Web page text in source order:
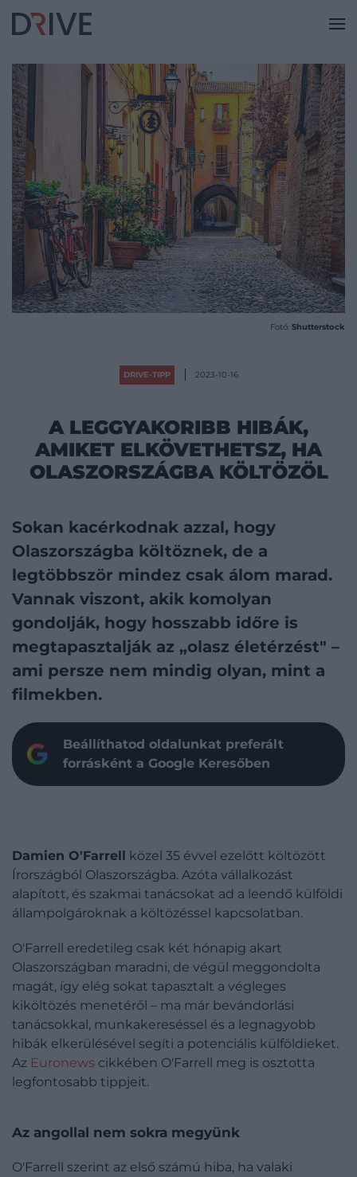
Fotó: Shutterstock
DRIVE-TIPP 2023-10-16
A LEGGYAKORIBB HIBÁK,
AMIKET ELKÖVETHETSZ, HA
OLASZORSZÁGBA KÖLTÖZÖL
Sokan kacérkodnak azzal, hogy
Olaszországba költöznek, de a
legtöbbször mindez csak álom marad.
Vannak viszont, akik komolyan
gondolják, hogy hosszabb időre is
megtapasztalják az „olasz életérzést" –
ami persze nem mindig olyan, mint a
filmekben.
Beállíthatod oldalunkat preferált
forrásként a Google Keresőben
Damien O'Farrell közel 35 évvel ezelőtt költözött
Írországból Olaszországba. Azóta vállalkozást
alapított, és szakmai tanácsokat ad a leendő külföldi
állampolgároknak a költözéssel kapcsolatban.
O'Farrell eredetileg csak két hónapig akart
Olaszországban maradni, de végül meggondolta
magát, így elég sokat tapasztalt a végleges
kiköltözés menetéről – ma már bevándorlási
tanácsokkal, munkakereséssel és a legnagyobb
hibák elkerülésével segíti a potenciális külföldieket.
Az Euronews cikkében O'Farrell meg is osztotta
legfontosabb tippjeit.
Az angollal nem sokra megyünk
O'Farrell szerint az első számú hiba, ha valaki